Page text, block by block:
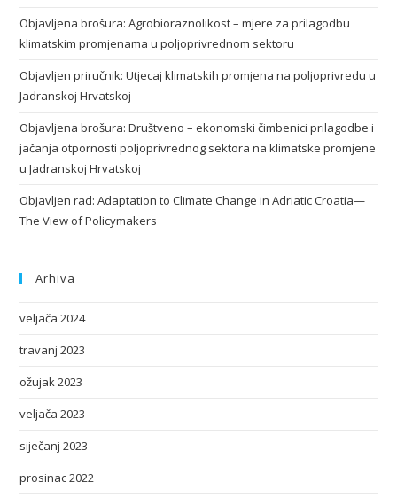
Objavljena brošura: Agrobioraznolikost – mjere za prilagodbu
klimatskim promjenama u poljoprivrednom sektoru
Objavljen priručnik: Utjecaj klimatskih promjena na poljoprivredu u
Jadranskoj Hrvatskoj
Objavljena brošura: Društveno – ekonomski čimbenici prilagodbe i
jačanja otpornosti poljoprivrednog sektora na klimatske promjene
u Jadranskoj Hrvatskoj
Objavljen rad: Adaptation to Climate Change in Adriatic Croatia—
The View of Policymakers
Arhiva
veljača 2024
travanj 2023
ožujak 2023
veljača 2023
siječanj 2023
prosinac 2022